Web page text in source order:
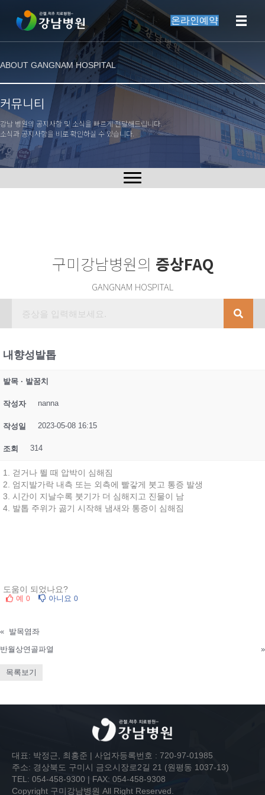
온라인예약
ABOUT GANGNAM HOSPITAL
커뮤니티
강남 병원의 공지사항 및 소식을 빠르게 전달해드립니다.
소식과 공지사항을 비로 확인하실 수 있습니다.
구미강남병원의 증상FAQ
GANGNAM HOSPITAL
내향성발톱
발목 · 발꿈치
작성자 nanna
작성일 2023-05-08 16:15
조회 314
1. 걷거나 뛸 때 압박이 심해짐
2. 엄지발가락 내측 또는 외측에 빨갛게 붓고 통증 발생
3. 시간이 지날수록 붓기가 더 심해지고 진물이 남
4. 발톱 주위가 곪기 시작해 냄새와 통증이 심해짐
도움이 되었나요?
예 0 아니요 0
« 발목염좌
반월상연골파열
»
목록보기
대표: 박정근, 최홍준 | 사업자등록번호 : 720-97-01985
주소: 경상북도 구미시 금오시장로2길 21 (원평동 1037-13)
TEL: 054-458-9300 | FAX: 054-458-9308
Copyright 구미강남병원 All Right Reserved.